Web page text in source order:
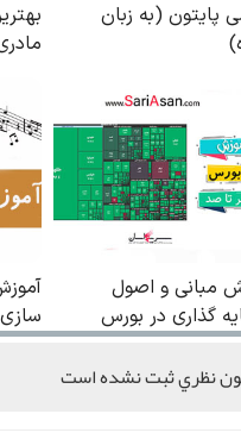
نظري ثبت نشده است